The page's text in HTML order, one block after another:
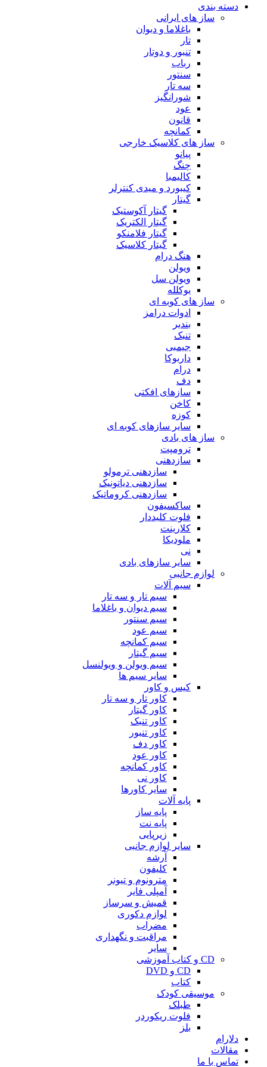
دسته بندی
ساز های ایرانی
باغلاما و دیوان
تار
تنبور و دوتار
رباب
سنتور
سه تار
شورانگیز
عود
قانون
کمانچه
ساز های کلاسیک خارجی
پیانو
چنگ
کالیمبا
کیبورد و میدی کنترلر
گیتار
گیتار آکوستیک
گیتار الکتریک
گیتار فلامنکو
گیتار کلاسیک
هنگ درام
ویولن
ویولن سل
یوکلله
ساز های کوبه ای
ادوات درامز
بندیر
تنبک
جیمبی
داربوکا
درام
دف
سازهای افکتی
کاخن
کوزه
سایر سازهای کوبه ای
ساز های بادی
ترومپت
سازدهنی
سازدهنی ترمولو
سازدهنی دیاتونیک
سازدهنی کروماتیک
ساکسیفون
فلوت کلیددار
کلارینت
ملودیکا
نی
سایر سازهای بادی
لوازم جانبی
سیم آلات
سیم تار و سه تار
سیم دیوان و باغلاما
سیم سنتور
سیم عود
سیم کمانچه
سیم گیتار
سیم ویولن و ویولنسل
سایر سیم ها
کیس و کاور
کاور تار و سه تار
کاور گیتار
کاور تنبک
کاور تنبور
کاور دف
کاور عود
کاور کمانچه
کاور نی
سایر کاورها
پایه آلات
پایه ساز
پایه نت
زیرپایی
سایر لوازم جانبی
آرشه
کلیفون
مترونوم و تیونر
آمپلی فایر
قمیش و سرساز
لوازم دکوری
مضراب
مراقبت و نگهداری
سایر
CD و کتاب آموزشی
CD و DVD
کتاب
موسیقی کودک
طبلک
فلوت ریکوردر
بلز
دلارام
مقالات
تماس با ما